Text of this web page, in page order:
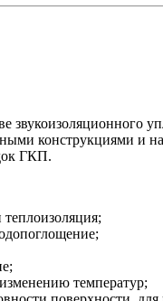
звукоизоляционного
конструкциями и
ГКП.
температур;